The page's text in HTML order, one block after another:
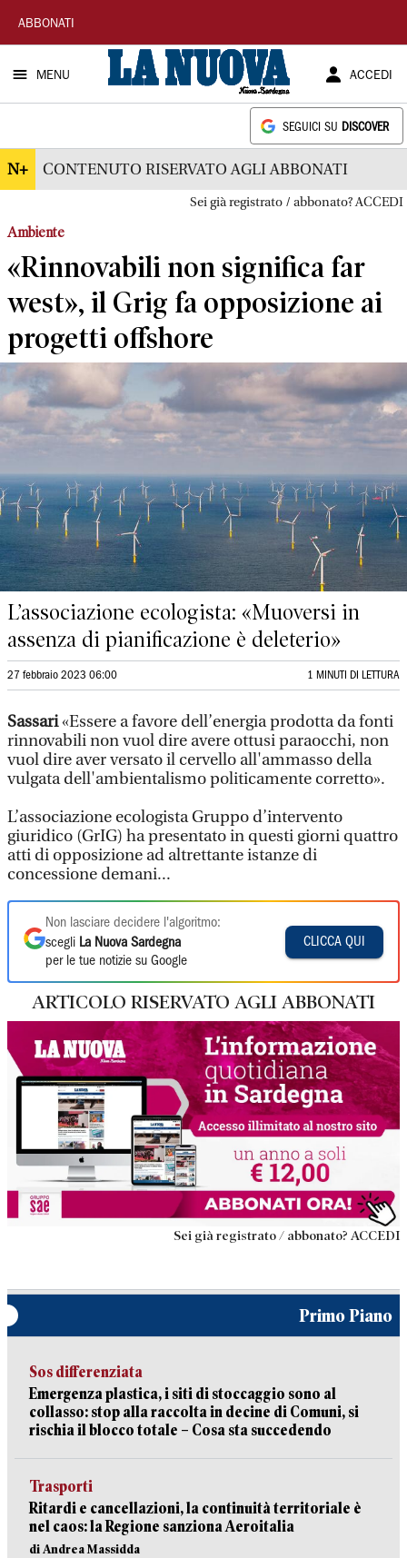
La
Nuova
Sardegna
ABBONATI
MENU ACCEDI
SEGUICI SU DISCOVER
N+ CONTENUTO RISERVATO AGLI ABBONATI
Sei già registrato / abbonato? ACCEDI
Ambiente
«Rinnovabili non significa far
west», il Grig fa opposizione ai
progetti offshore
L’associazione ecologista: «Muoversi in
assenza di pianificazione è deleterio»
27 febbraio 2023 06:00 1 MINUTI DI LETTURA
Sassari«Essere a favore dell’energia prodotta da fonti
rinnovabili non vuol dire avere ottusi paraocchi, non
vuol dire aver versato il cervello all'ammasso della
vulgata dell'ambientalismo politicamente corretto».
L’associazione ecologista Gruppo d’intervento
giuridico (GrIG) ha presentato in questi giorni quattro
atti di opposizione ad altrettante istanze di
concessione demani...
Non lasciare decidere l'algoritmo:
scegli La Nuova Sardegna
per le tue notizie su Google
CLICCA QUI
ARTICOLO RISERVATO AGLI ABBONATI
Sei già registrato / abbonato? ACCEDI
Primo Piano
Sos differenziata
Emergenza plastica, i siti di stoccaggio sono al
collasso: stop alla raccolta in decine di Comuni, si
rischia il blocco totale – Cosa sta succedendo
Trasporti
Ritardi e cancellazioni, la continuità territoriale è
nel caos: la Regione sanziona Aeroitalia
di Andrea Massidda